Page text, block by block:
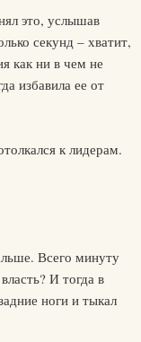
это, услышав
секунд – хватит,
как ни в чем не
избавила ее от
к лидерам.
Всего минуту
И тогда в
ноги и тыкал